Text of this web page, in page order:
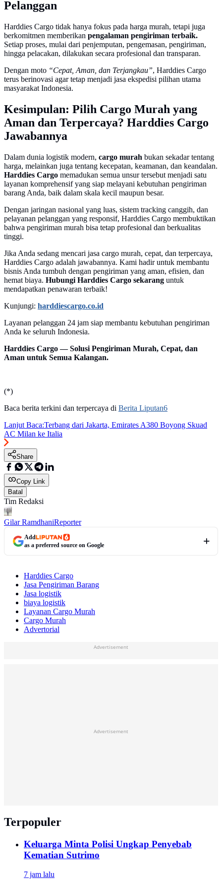
Pelanggan
Harddies Cargo tidak hanya fokus pada harga murah, tetapi juga
berkomitmen memberikan pengalaman pengiriman terbaik.
Setiap proses, mulai dari penjemputan, pengemasan, pengiriman,
hingga pelacakan, dilakukan secara profesional dan transparan.
Dengan moto “Cepat, Aman, dan Terjangkau”, Harddies Cargo
terus berinovasi agar tetap menjadi jasa ekspedisi pilihan utama
masyarakat Indonesia.
Kesimpulan: Pilih Cargo Murah yang
Aman dan Terpercaya? Harddies Cargo
Jawabannya
Dalam dunia logistik modern, cargo murah bukan sekadar tentang
harga, melainkan juga tentang kecepatan, keamanan, dan keandalan.
Harddies Cargo memadukan semua unsur tersebut menjadi satu
layanan komprehensif yang siap melayani kebutuhan pengiriman
barang Anda, baik dalam skala kecil maupun besar.
Dengan jaringan nasional yang luas, sistem tracking canggih, dan
pelayanan pelanggan yang responsif, Harddies Cargo membuktikan
bahwa pengiriman murah bisa tetap profesional dan berkualitas
tinggi.
Jika Anda sedang mencari jasa cargo murah, cepat, dan terpercaya,
Harddies Cargo adalah jawabannya. Kami hadir untuk membantu
bisnis Anda tumbuh dengan pengiriman yang aman, efisien, dan
hemat biaya. Hubungi Harddies Cargo sekarang untuk
mendapatkan penawaran terbaik!
Kunjungi: harddiescargo.co.id
Layanan pelanggan 24 jam siap membantu kebutuhan pengiriman
Anda ke seluruh Indonesia.
Harddies Cargo — Solusi Pengiriman Murah, Cepat, dan
Aman untuk Semua Kalangan.
(*)
Baca berita terkini dan terpercaya di Berita Liputan6
Lanjut Baca:Terbang dari Jakarta, Emirates A380 Boyong Skuad
AC Milan ke Italia
Share
Copy Link
Batal
Tim Redaksi
Gilar RamdhaniReporter
Add
as a preferred source on Google
Harddies Cargo
Jasa Pengiriman Barang
Jasa logistik
biaya logistik
Layanan Cargo Murah
Cargo Murah
Advertorial
Advertisement
Advertisement
Terpopuler
Keluarga Minta Polisi Ungkap Penyebab
Kematian Sutrimo
7 jam lalu